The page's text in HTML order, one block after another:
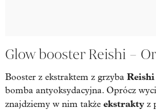
Glow booster Reishi –
Booster z ekstraktem z grzyba Reishi
bomba antyoksydacyjna. Oprócz
znajdziemy w nim także ekstrakty z